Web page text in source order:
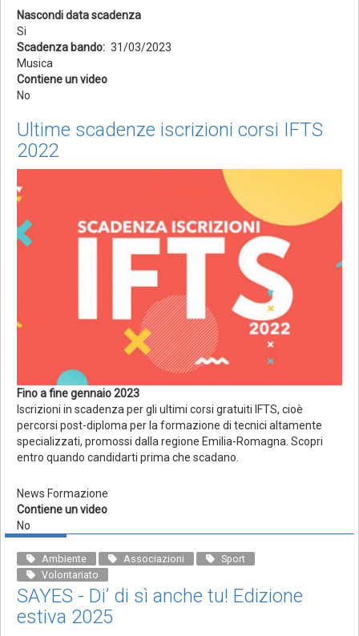
Nascondi data scadenza
Si
Scadenza bando
31/03/2023
Musica
Contiene un video
No
Ultime scadenze iscrizioni corsi IFTS
2022
Fino a fine gennaio 2023
Iscrizioni in scadenza per gli ultimi corsi gratuiti IFTS, cioè
percorsi post-diploma per la formazione di tecnici altamente
specializzati, promossi dalla regione Emilia-Romagna. Scopri
entro quando candidarti prima che scadano.
News Formazione
Contiene un video
No
Ambiente Associazioni
Sport
Volontariato
SAYES - Di’ di sì anche tu! Edizione
estiva 2025